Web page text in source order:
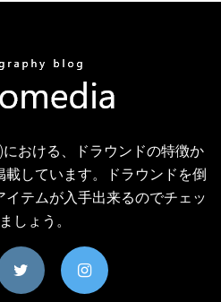
おける、ドラウンドの特徴か
載しています。ドラウンドを倒
テムが入手出来るのでチェッ
しょう。